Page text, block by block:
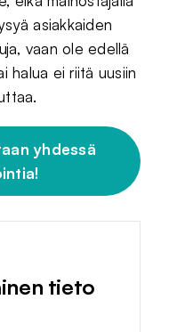
asiakkaiden
vaan ole edellä
halua ei riitä uusiin
yhdessä
tieto